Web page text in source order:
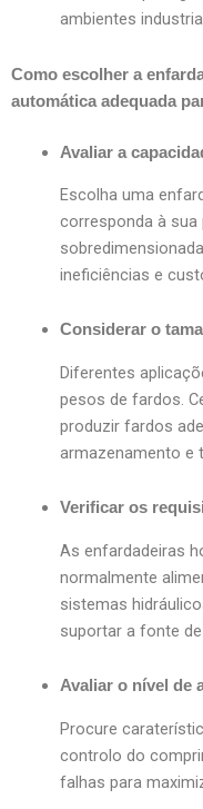
ambientes
Como escolher a
automática adequada
Avaliar a
Escolha uma
corresponda à sua
ineficiências e
Considerar o
Diferentes
pesos de fardos.
produzir fardos
armazenamento e
Verificar os
As enfardadeiras
normalmente
sistemas
suportar a fonte
Avaliar o nível de
Procure
controlo do
falhas para